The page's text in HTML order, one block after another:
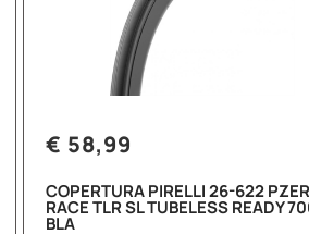
€ 58,99
COPERTURA PIRELLI 26-622
RACE TLR SL TUBELESS READY
BLA